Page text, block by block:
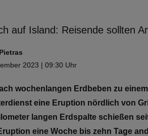
auf Island: Reisende sollten
2023 | 09:30 Uhr
wochenlangen Erdbeben zu
eine Eruption nördlich von
langen Erdspalte schießen
eine Woche bis zehn Tage